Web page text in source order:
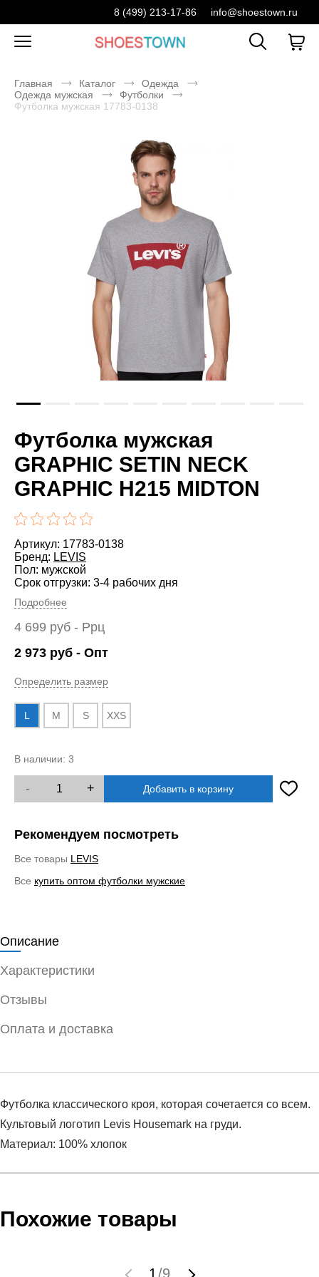
8 (499) 213-17-86 info@shoestown.ru
Главная Каталог
Одежда
Одежда мужская
Футболки
Футболка мужская 17783-0138
Футболка мужская
GRAPHIC SETIN NECK
GRAPHIC H215 MIDTON
Артикул: 17783-0138
Бренд: LEVIS
Пол: мужской
Срок отгрузки: 3-4 рабочих дня
Подробнее
4 699 руб - Ррц
2 973 руб - Опт
Определить размер
L M S XXS
В наличии: 3
- + Добавить в корзину
Рекомендуем посмотреть
Все товары LEVIS
Все купить оптом футболки мужские
Описание
Характеристики
Отзывы
Оплата и доставка
Футболка классического кроя, которая сочетается со всем.
Культовый логотип Levis Housemark на груди.
Материал: 100% хлопок
NECK GRAPHIC H215 MIDTON
Инструкция по оплате есть в самом конце счета, который
мы не увидим Вашу оплату.
Похожие товары
1/9